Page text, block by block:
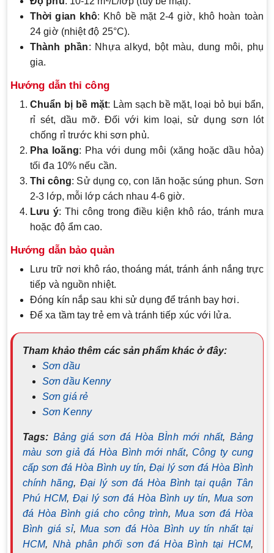
Thời gian khô: Khô bề mặt 2-4 giờ, khô hoàn toàn
24 giờ (nhiệt độ 25°C).
Thành phần: Nhựa alkyd, bột màu, dung môi, phụ
gia.
Hướng dẫn thi công
Chuẩn bị bề mặt: Làm sạch bề mặt, loại bỏ bụi bẩn,
rỉ sét, dầu mỡ. Đối với kim loại, sử dụng sơn lót
chống rỉ trước khi sơn phủ.
Pha loãng: Pha với dung môi (xăng hoặc dầu hỏa)
tối đa 10% nếu cần.
Thi công: Sử dụng cọ, con lăn hoặc súng phun. Sơn
2-3 lớp, mỗi lớp cách nhau 4-6 giờ.
Lưu ý: Thi công trong điều kiện khô ráo, tránh mưa
hoặc độ ẩm cao.
Hướng dẫn bảo quản
Lưu trữ nơi khô ráo, thoáng mát, tránh ánh nắng trực
tiếp và nguồn nhiệt.
Đóng kín nắp sau khi sử dụng để tránh bay hơi.
Để xa tầm tay trẻ em và tránh tiếp xúc với lửa.
Tham khảo thêm các sản phẩm khác ở đây:
Sơn dầu
Sơn dầu Kenny
Sơn giá rẻ
Sơn Kenny
Tags: Bảng giá sơn đá Hòa BÌnh mới nhất, Bảng
màu sơn giả đá Hòa Bình mới nhất, Công ty cung
cấp sơn đá Hòa Bình uy tín, Đại lý sơn đá Hòa Bình
chính hãng, Đại lý sơn đá Hòa Bình tại quận Tân
Phú HCM,Đại lý sơn đá Hòa Bình uy tín, Mua sơn
đá Hòa Bình giá cho công trình,Mua sơn đá Hòa
Bình giá sỉ,Mua sơn đá Hòa Bình uy tín nhất tại
HCM,Nhà phân phối sơn đá Hòa Bình tại HCM,